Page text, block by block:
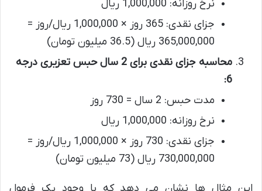
نرخ روزانه: 1,000,000 ریال
جزای نقدی: 365 روز × 1,000,000 ریال/روز =
365,000,000 ریال (36.5 میلیون تومان)
محاسبه جزای نقدی برای 2 سال حبس تعزیری درجه
6:
مدت حبس: 2 سال = 730 روز
نرخ روزانه: 1,000,000 ریال
جزای نقدی: 730 روز × 1,000,000 ریال/روز =
730,000,000 ریال (73 میلیون تومان)